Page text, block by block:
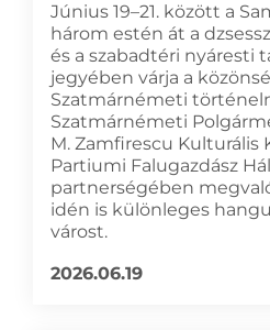
Június 19–21. között a
három estén át a
és a szabadtéri nyáresti
jegyében várja a
Szatmárnémeti
Szatmárnémeti
M. Zamfirescu Kulturális
Partiumi Falugazdász
partnerségében
idén is különleges
várost.
2026.06.19